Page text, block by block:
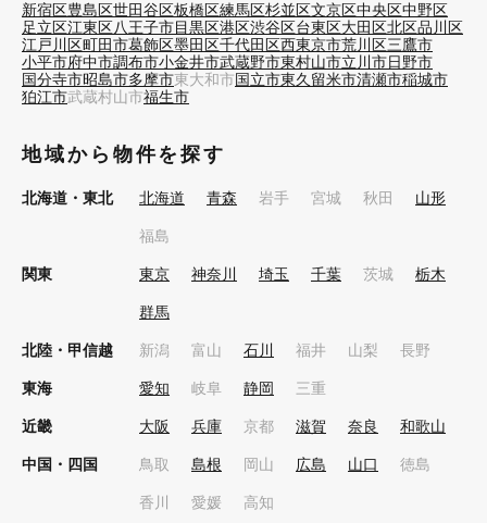
新宿区豊島区世田谷区板橋区練馬区杉並区文京区中央区中野区
足立区江東区八王子市目黒区港区渋谷区台東区大田区北区品川区
江戸川区町田市葛飾区墨田区千代田区西東京市荒川区三鷹市
小平市府中市調布市小金井市武蔵野市東村山市立川市日野市
国分寺市昭島市多摩市東大和市国立市東久留米市清瀬市稲城市
狛江市武蔵村山市福生市
地域から物件を探す
北海道・東北 北海道 青森 岩手 宮城 秋田 山形
福島
関東 東京 神奈川 埼玉 千葉 茨城 栃木
群馬
北陸・甲信越 新潟 富山 石川 福井 山梨 長野
東海 愛知 岐阜 静岡 三重
近畿 大阪 兵庫 京都 滋賀 奈良 和歌山
中国・四国 鳥取 島根 岡山 広島 山口 徳島
香川 愛媛 高知